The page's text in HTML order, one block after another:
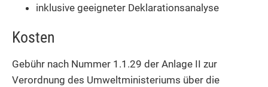
inklusive geeigneter Deklarationsanalyse
Kosten
Gebühr nach Nummer 1.1.29 der Anlage II zur
Verordnung des Umweltministeriums über die